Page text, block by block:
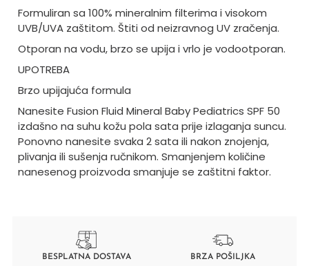
Formuliran sa 100% mineralnim filterima i visokom
UVB/UVA zaštitom. Štiti od neizravnog UV zračenja.
Otporan na vodu, brzo se upija i vrlo je vodootporan.
UPOTREBA
Brzo upijajuća formula
Nanesite Fusion Fluid Mineral Baby Pediatrics SPF 50
izdašno na suhu kožu pola sata prije izlaganja suncu.
Ponovno nanesite svaka 2 sata ili nakon znojenja,
plivanja ili sušenja ručnikom. Smanjenjem količine
nanesenog proizvoda smanjuje se zaštitni faktor.
BESPLATNA DOSTAVA BRZA POŠILJKA